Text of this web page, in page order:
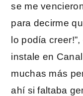
se me
para decirme
lo podía
instale en
muchas más
ahí si faltaba